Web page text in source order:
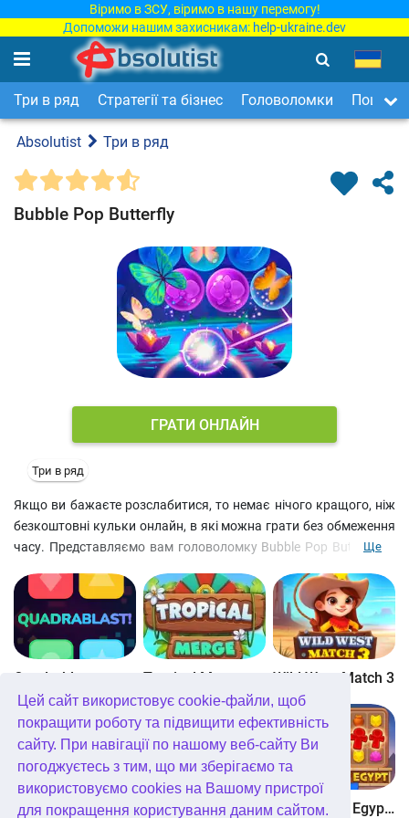
Цей сайт використовує cookie-файли, щоб
покращити роботу та підвищити ефективність
сайту. При навігації по нашому веб-сайту Ви
погоджуєтесь з тим, що ми зберігаємо та
використовуємо cookies на Вашому пристрої
для покращення користування даним сайтом.
Віримо в ЗСУ, віримо в нашу перемогу!
Допоможи нашим захисникам: help-ukraine.dev
Три в ряд Стратегії та бізнес Головоломки Пошук
Absolutist Три в ряд
Bubble Pop Butterfly
ГРАТИ ОНЛАЙН
Три в ряд
Якщо ви бажаєте розслабитися, то немає нічого кращого, ніж
безкоштовні кульки онлайн, в які можна грати без обмеження
часу. Представляємо вам головоломку Bubble Pop Butterfly, в
пейзажі і більше 300 рівнів гри для дівчаток! Мета гри кульки
онлайн – лопати бульбашки і випустити красивих метеликів і
світлячків. Продемонструйте своє вміння стріляти
бульбашками і спробуйте набрати найбільшу кількість очок.
Не проґавте шанс зіграти в цю улюблену фанатами казуальну
гру!
Ще
Quadrablast Tropical Merge Wild West Match 3
Bubblez! Forest Match 4 Wonders of Egypt Match